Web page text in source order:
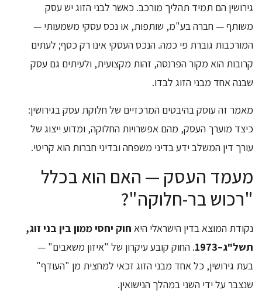
גירושין הם תמיד תהליך מורכב. כאשר לבני הזוג יש עסק
משותף — חברה בע"מ, שותפות, או נכס עסקי משמעותי —
המורכבות גוברת פי כמה. הנכס העסקי אינו רק כסף; לעתים
קרובות הוא מקור הפרנסה, זהות מקצועית, ולעיתים גם עסק
שבנה אחד מבני הזוג לבדו.
מאמר זה עוסק בהיבטים המרכזיים של חלוקת עסק בגירושין:
כיצד מוערך העסק, מהם אפשרויות החלוקה, ומדוע ייצוג של
עורך דין המשלב ידע בדיני משפחה ובדיני חברות הוא קריטי.
מעמד העסק — האם הוא בכלל
"רכוש בר-חלוקה"?
נקודת המוצא בדין הישראלי היא חוק יחסי ממון בין בני זוג,
תשל"ג–1973
. החוק קובע עיקרון של "איזון משאבים" —
בעת גירושין, כל אחד מבני הזוג זכאי למחצית מן "העודף"
שנצבר על ידי השני במהלך הנישואין.